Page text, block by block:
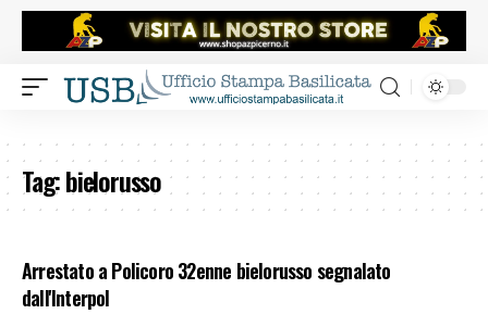
Tag:bielorusso
Arrestato a Policoro 32enne bielorusso segnalato
dall'Interpol